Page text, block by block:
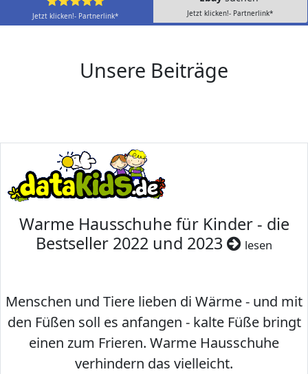
Jetzt klicken!- Partnerlink* Jetzt klicken!- Partnerlink*
Unsere Beiträge
Warme Hausschuhe für Kinder - die
Bestseller 2022 und 2023
lesen
Menschen und Tiere lieben di Wärme - und mit
den Füßen soll es anfangen - kalte Füße bringt
einen zum Frieren. Warme Hausschuhe
verhindern das vielleicht.